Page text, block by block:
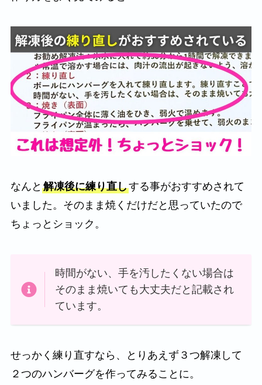
なんと 解凍後に練り直しする事がおすすめされて
いました。そのまま焼くだけだと思っていたので
ちょっとショック。
時間がない、手を汚したくない場合は
そのまま焼いても大丈夫だと記載され
ています。
せっかく練り直すなら、とりあえず３つ解凍して
２つのハンバーグを作ってみることに。